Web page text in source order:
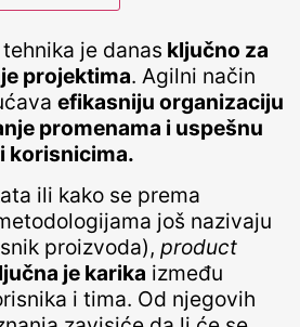
je danas ključno za
projektima. Agilni način
efikasniju organizaciju
promenama i uspešnu
korisnicima.
ili kako se prema
još nazivaju
proizvoda), product
je karika između
i tima. Od njegovih